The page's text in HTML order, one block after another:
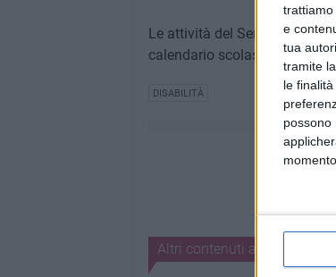
e
tua
tramite
le
possono
Le attività del Servizio si
calendario scolastico.
DISABILITÀ
Altri contenuti a tema